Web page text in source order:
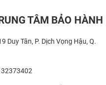
TÂM BẢO HÀNH
Duy Tân, P. Dịch Vọng Hậu, Q.